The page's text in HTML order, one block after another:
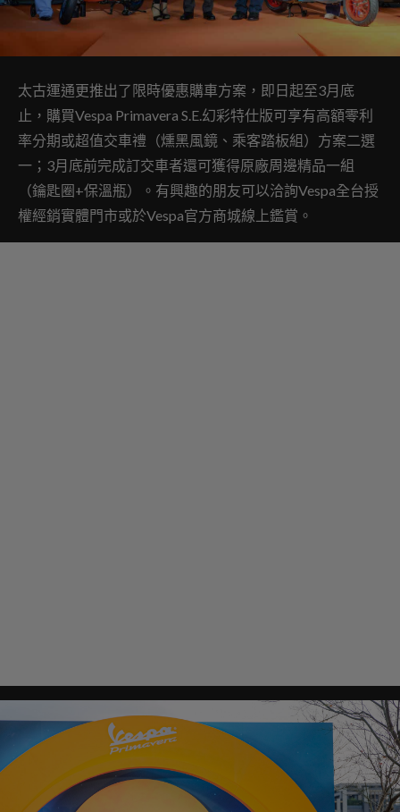
太古運通更推出了限時優惠購車方案，即日起至3月底
止，購買Vespa Primavera S.E.幻彩特仕版可享有高額零利
率分期或超值交車禮（燻黑風鏡、乘客踏板組）方案二選
一；3月底前完成訂交車者還可獲得原廠周邊精品一組
（鑰匙圈+保溫瓶）。有興趣的朋友可以洽詢Vespa全台授
權經銷實體門市或於Vespa官方商城線上鑑賞。